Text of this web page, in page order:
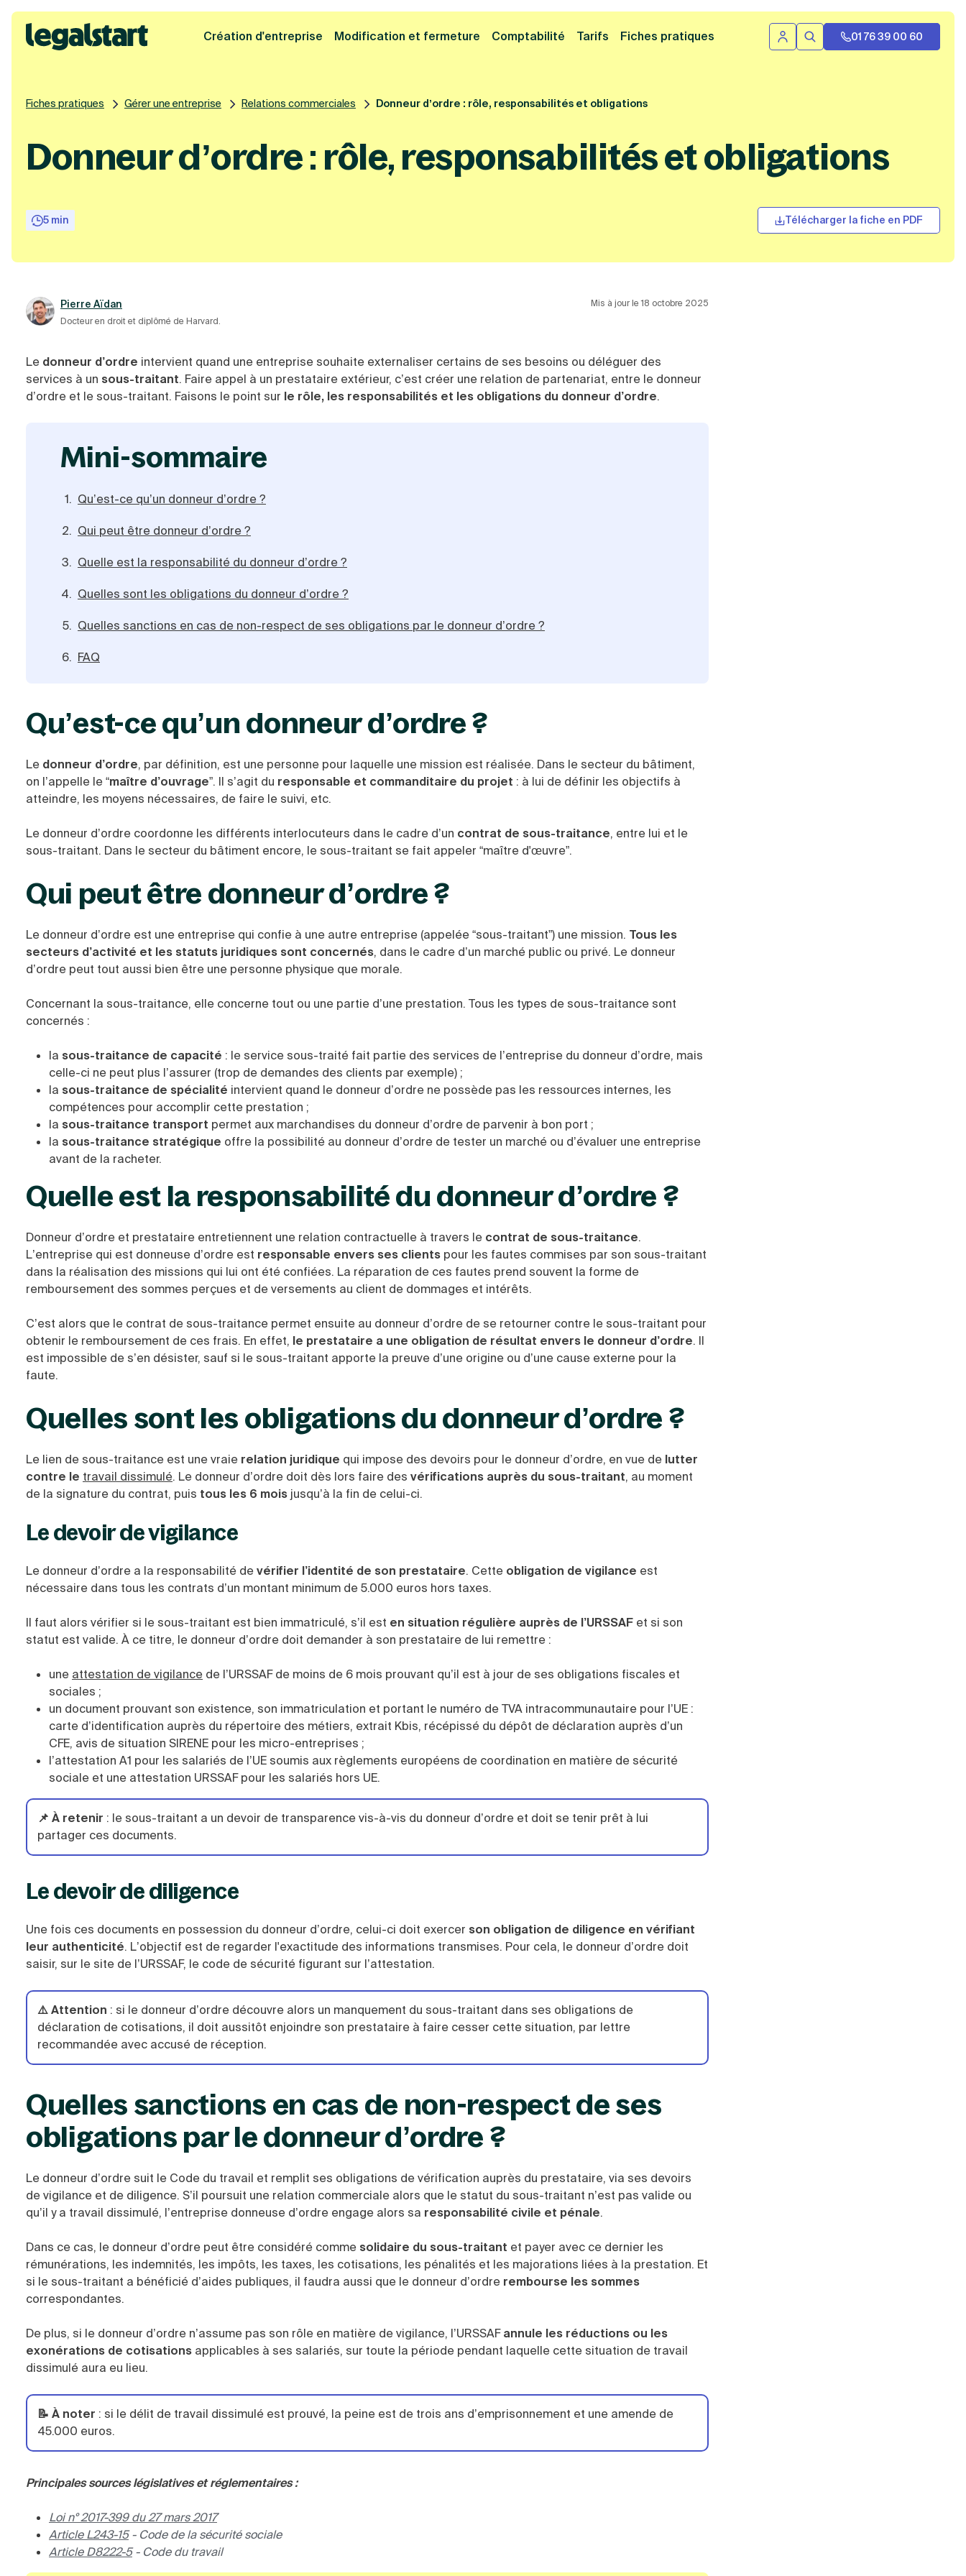
Cliquez ici pour reprendre votre démarche Fermer la bannière
Legalstart
Création d'entreprise Modification et fermeture Comptabilité Tarifs Fiches pratiques Se connecter
Rechercher01 76 39 00 60
Fiches pratiques Gérer une entreprise Relations commerciales Donneur d’ordre : rôle, responsabilités et obligations
Donneur d’ordre : rôle, responsabilités et obligations
5 min Télécharger la fiche en PDF
Pierre Aïdan
Docteur en droit et diplômé de Harvard.
Mis à jour le 18 octobre 2025
Le donneur d’ordre intervient quand une entreprise souhaite externaliser certains de ses besoins ou déléguer des
services à un sous-traitant. Faire appel à un prestataire extérieur, c’est créer une relation de partenariat, entre le donneur
d’ordre et le sous-traitant. Faisons le point sur le rôle, les responsabilités et les obligations du donneur d’ordre.
mini-sommaire
Qu’est-ce qu’un donneur d’ordre ?
Qui peut être donneur d’ordre ?
Quelle est la responsabilité du donneur d’ordre ?
Quelles sont les obligations du donneur d’ordre ?
Quelles sanctions en cas de non-respect de ses obligations par le donneur d’ordre ?
FAQ
Qu’est-ce qu’un donneur d’ordre ?
Le donneur d’ordre, par définition, est une personne pour laquelle une mission est réalisée. Dans le secteur du bâtiment,
on l’appelle le “maître d’ouvrage”. Il s’agit du responsable et commanditaire du projet : à lui de définir les objectifs à
atteindre, les moyens nécessaires, de faire le suivi, etc.
Le donneur d’ordre coordonne les différents interlocuteurs dans le cadre d’un contrat de sous-traitance, entre lui et le
sous-traitant. Dans le secteur du bâtiment encore, le sous-traitant se fait appeler “maître d'œuvre”.
Qui peut être donneur d’ordre ?
Le donneur d’ordre est une entreprise qui confie à une autre entreprise (appelée “sous-traitant”) une mission. Tous les
secteurs d’activité et les statuts juridiques sont concernés, dans le cadre d’un marché public ou privé. Le donneur
d’ordre peut tout aussi bien être une personne physique que morale.
Concernant la sous-traitance, elle concerne tout ou une partie d’une prestation. Tous les types de sous-traitance sont
concernés :
la sous-traitance de capacité : le service sous-traité fait partie des services de l’entreprise du donneur d’ordre, mais
celle-ci ne peut plus l’assurer (trop de demandes des clients par exemple) ;
la sous-traitance de spécialité intervient quand le donneur d’ordre ne possède pas les ressources internes, les
compétences pour accomplir cette prestation ;
la sous-traitance transport permet aux marchandises du donneur d’ordre de parvenir à bon port ;
la sous-traitance stratégique offre la possibilité au donneur d’ordre de tester un marché ou d’évaluer une entreprise
avant de la racheter.
Quelle est la responsabilité du donneur d’ordre ?
Donneur d’ordre et prestataire entretiennent une relation contractuelle à travers le contrat de sous-traitance.
L’entreprise qui est donneuse d’ordre est responsable envers ses clients pour les fautes commises par son sous-traitant
dans la réalisation des missions qui lui ont été confiées. La réparation de ces fautes prend souvent la forme de
remboursement des sommes perçues et de versements au client de dommages et intérêts.
C’est alors que le contrat de sous-traitance permet ensuite au donneur d’ordre de se retourner contre le sous-traitant pour
obtenir le remboursement de ces frais. En effet, le prestataire a une obligation de résultat envers le donneur d’ordre. Il
est impossible de s’en désister, sauf si le sous-traitant apporte la preuve d’une origine ou d’une cause externe pour la
faute.
Quelles sont les obligations du donneur d’ordre ?
Le lien de sous-traitance est une vraie relation juridique qui impose des devoirs pour le donneur d’ordre, en vue de lutter
contre le travail dissimulé. Le donneur d’ordre doit dès lors faire des vérifications auprès du sous-traitant, au moment
de la signature du contrat, puis tous les 6 mois jusqu’à la fin de celui-ci.
Le devoir de vigilance
Le donneur d’ordre a la responsabilité devérifier l’identité de son prestataire. Cette obligation de vigilance est
nécessaire dans tous les contrats d’un montant minimum de 5.000 euros hors taxes.
Il faut alors vérifier si le sous-traitant est bien immatriculé, s’il est en situation régulière auprès de l’URSSAF et si son
statut est valide. À ce titre, le donneur d’ordre doit demander à son prestataire de lui remettre :
une attestation de vigilance de l’URSSAF de moins de 6 mois prouvant qu’il est à jour de ses obligations fiscales et
sociales ;
un document prouvant son existence, son immatriculation et portant le numéro de TVA intracommunautaire pour l’UE :
carte d’identification auprès du répertoire des métiers, extrait Kbis, récépissé du dépôt de déclaration auprès d’un
CFE, avis de situation SIRENE pour les micro-entreprises ;
l’attestation A1 pour les salariés de l’UE soumis aux règlements européens de coordination en matière de sécurité
sociale et une attestation URSSAF pour les salariés hors UE.
📌 À retenir : le sous-traitant a un devoir de transparence vis-à-vis du donneur d’ordre et doit se tenir prêt à lui
partager ces documents.
Le devoir de diligence
Une fois ces documents en possession du donneur d’ordre, celui-ci doit exercer son obligation de diligence en vérifiant
leur authenticité. L’objectif est de regarder l'exactitude des informations transmises. Pour cela, le donneur d’ordre doit
saisir, sur le site de l’URSSAF, le code de sécurité figurant sur l’attestation.
⚠️ Attention : si le donneur d’ordre découvre alors un manquement du sous-traitant dans ses obligations de
déclaration de cotisations, il doit aussitôt enjoindre son prestataire à faire cesser cette situation, par lettre
recommandée avec accusé de réception.
Quelles sanctions en cas de non-respect de ses
obligations par le donneur d’ordre ?
Le donneur d’ordre suit le Code du travail et remplit ses obligations de vérification auprès du prestataire, via ses devoirs
de vigilance et de diligence. S’il poursuit une relation commerciale alors que le statut du sous-traitant n’est pas valide ou
qu’il y a travail dissimulé, l’entreprise donneuse d’ordre engage alors sa responsabilité civile et pénale.
Dans ce cas, le donneur d’ordre peut être considéré comme solidaire du sous-traitant et payer avec ce dernier les
rémunérations, les indemnités, les impôts, les taxes, les cotisations, les pénalités et les majorations liées à la prestation. Et
si le sous-traitant a bénéficié d’aides publiques, il faudra aussi que le donneur d’ordre rembourse les sommes
correspondantes.
De plus, si le donneur d’ordre n’assume pas son rôle en matière de vigilance, l’URSSAFannule les réductions ou les
exonérations de cotisations applicables à ses salariés, sur toute la période pendant laquelle cette situation de travail
dissimulé aura eu lieu.
📝 À noter : si le délit de travail dissimulé est prouvé, la peine est de trois ans d’emprisonnement et une amende de
45.000 euros.
Principales sources législatives et réglementaires :
Loi n° 2017-399 du 27 mars 2017
Article L243-15- Code de la sécurité sociale
Article D8222-5- Code du travail